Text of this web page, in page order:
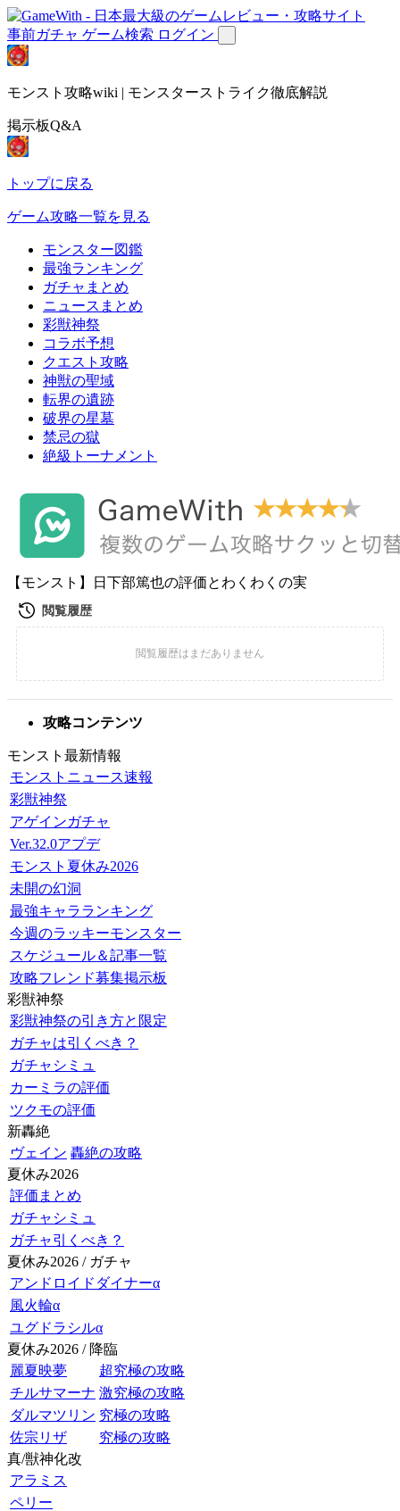
事前ガチャ ゲーム検索 ログイン
モンスト攻略wiki | モンスターストライク徹底解説
掲示板Q&A
トップに戻る
ゲーム攻略一覧を見る
モンスター図鑑
最強ランキング
ガチャまとめ
ニュースまとめ
彩獣神祭
コラボ予想
クエスト攻略
神獣の聖域
転界の遺跡
破界の星墓
禁忌の獄
絶級トーナメント
【モンスト】日下部篤也の評価とわくわくの実
攻略コンテンツ
モンスト最新情報
モンストニュース速報
彩獣神祭
アゲインガチャ
Ver.32.0アプデ
モンスト夏休み2026
未開の幻洞
最強キャラランキング
今週のラッキーモンスター
スケジュール＆記事一覧
攻略フレンド募集掲示板
彩獣神祭
彩獣神祭の引き方と限定
ガチャは引くべき？
ガチャシミュ
カーミラの評価
ツクモの評価
新轟絶
ヴェイン 轟絶の攻略
夏休み2026
評価まとめ
ガチャシミュ
ガチャ引くべき？
夏休み2026 / ガチャ
アンドロイドダイナーα
風火輪α
ユグドラシルα
夏休み2026 / 降臨
麗夏映夢
超究極の攻略
チルサマーナ 激究極の攻略
ダルマツリン 究極の攻略
佐宗リザ
究極の攻略
真/獣神化改
アラミス
ペリー